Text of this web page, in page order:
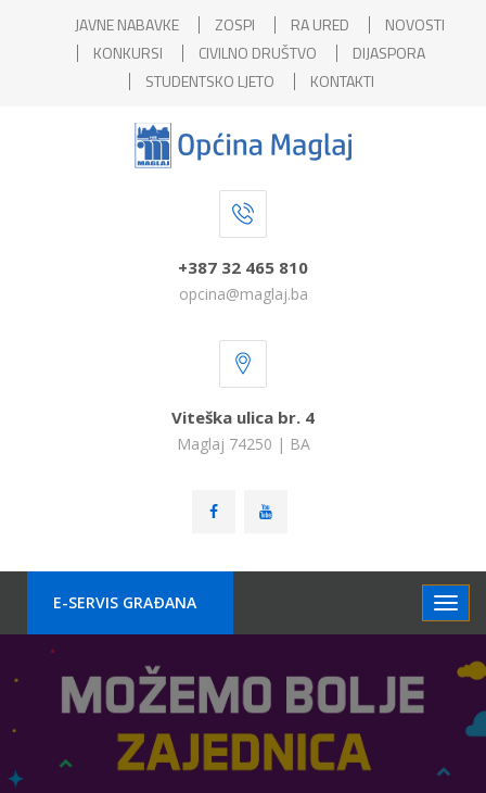
JAVNE NABAVKE ZOSPI RA URED
NOVOSTI
KONKURSI
CIVILNO DRUŠTVO
DIJASPORA
STUDENTSKO LJETO
KONTAKTI
+387 32 465 810
opcina@maglaj.ba
Viteška ulica br. 4
Maglaj 74250 | BA
E-SERVIS GRAÐANA